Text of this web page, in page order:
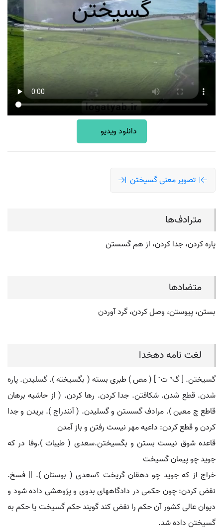
دانلود ویدیو
تصویر معنی گسیختن
مترادف‌ها
پاره کردن، جدا کردن، از هم گسستن
متضادها
بستن، پیوستن، وصل کردن، گرد آوردن
لغت نامه دهخدا
گسیختن. [ گ ُ ت َ ] ( مص ) طبری بسته ( بگسیخته ). گسلیدن. پاره
شدن. قطع شدن. شکافتن. جدا کردن. رها کردن. ( از حاشیه برهان
قاطع چ معین ). مرادف گسستن و گسلیدن. ( آنندراج ). بریدن و جدا
کردن و قطع کردن: داعیه مهر نیست رفتن و باز آمدن
قاعده شوق نیست بستن و بگسیختن.سعدی ( طیبات ).وفا در که
جوید چو پیمان گسیخت
خراج از که جوید چو دهقان گریخت ؟سعدی ( بوستان ). || فسخ.
نقض کردن: چون حکمی در دادگاههای بدوی و پژوهشی داده شود و
دیوان عالی کشور آن حکم را نقض کند گویند حکم گسیخت یا حکم به
گسیختن داده شد.